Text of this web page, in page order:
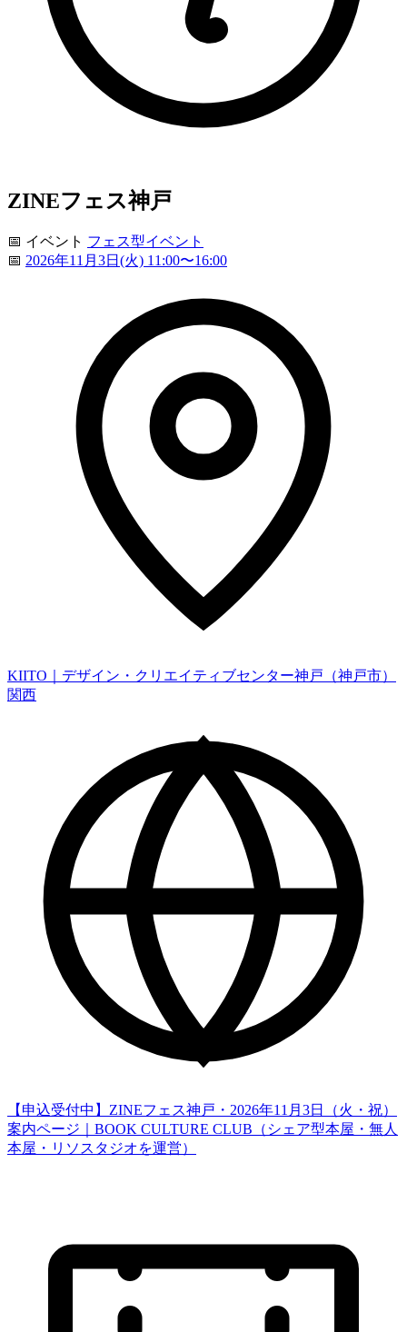
ZINEフェス神戸
📅 イベント フェス型イベント
📅 2026年11月3日(火) 11:00〜16:00
KIITO｜デザイン・クリエイティブセンター神戸（神戸市）
関西
【申込受付中】ZINEフェス神戸・2026年11月3日（火・祝）
案内ページ｜BOOK CULTURE CLUB（シェア型本屋・無人
本屋・リソスタジオを運営）